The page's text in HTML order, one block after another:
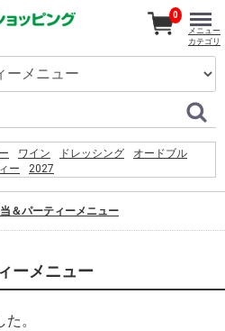
ワイン ドレッシング
オードブル
ー
2027
%D0%9C.%2c 1994. %E2%80%93
0
メニュー
カテゴリ
＆パーティーメニュー
ーメニュー
。